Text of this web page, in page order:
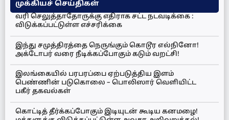
முக்கியச் செய்திகள்
வரி செலுத்தாதோருக்கு எதிராக சட்ட நடவடிக்கை :
விடுக்கப்பட்டுள்ள எச்சரிக்கை
இந்து சமுத்திரத்தை நெருங்கும் கொடூர எல்நினோ!
அக்டோபர் வரை நீடிக்கப்போகும் கடும் வறட்சி!
இலங்கையில் பரபரப்பை ஏற்படுத்திய இளம்
பெண்ணின் படுகொலை – பொலிஸார் வெளியிட்ட
பகீர் தகவல்கள்
கொட்டித் தீர்க்கப்போகும் இடியுடன் கூடிய கனமழை!